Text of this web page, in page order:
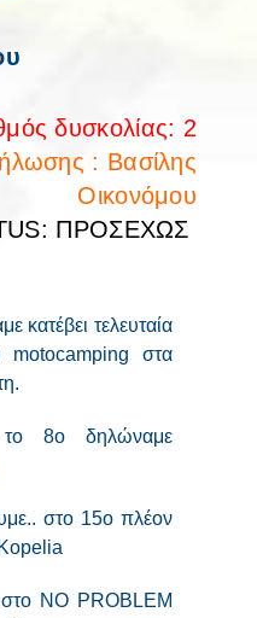
δυσκολίας: 2
: Βασίλης
Οικονόμου
ΠΡΟΣΕΧΩΣ
κατέβει τελευταία
στα
8ο δηλώναμε
στο 15ο πλέον
NO PROBLEM